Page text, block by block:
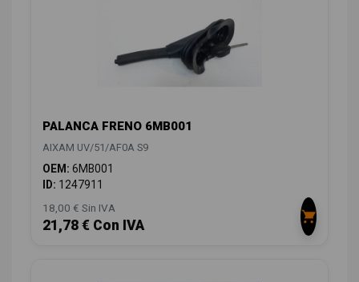
PALANCA FRENO 6MB001
AIXAM UV/51/AF0A S9
OEM: 6MB001
ID: 1247911
18,00 € Sin IVA
21,78 € Con IVA